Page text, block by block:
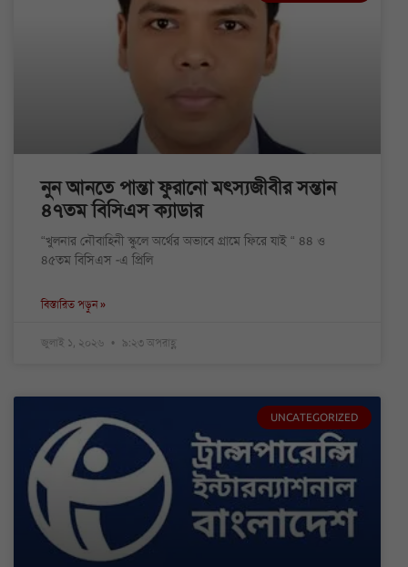
নুন আনতে পান্তা ফুরানো মৎস্যজীবীর সন্তান
৪৭তম বিসিএস ক্যাডার
“খুলনার নৌবাহিনী স্কুলে অর্থের অভাবে গ্রামে ফিরে যাই “ ৪৪ ও
৪৫তম বিসিএস -এ প্রিলি
বিস্তারিত পড়ুন »
জুলাই ১, ২০২৬ ৯:২৩ অপরাহ্ণ
UNCATEGORIZED